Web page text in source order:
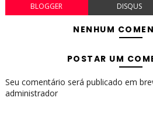
BLOGGER DISQUS
NENHUM
POSTAR UM
Seu comentário será publicado em
administrador